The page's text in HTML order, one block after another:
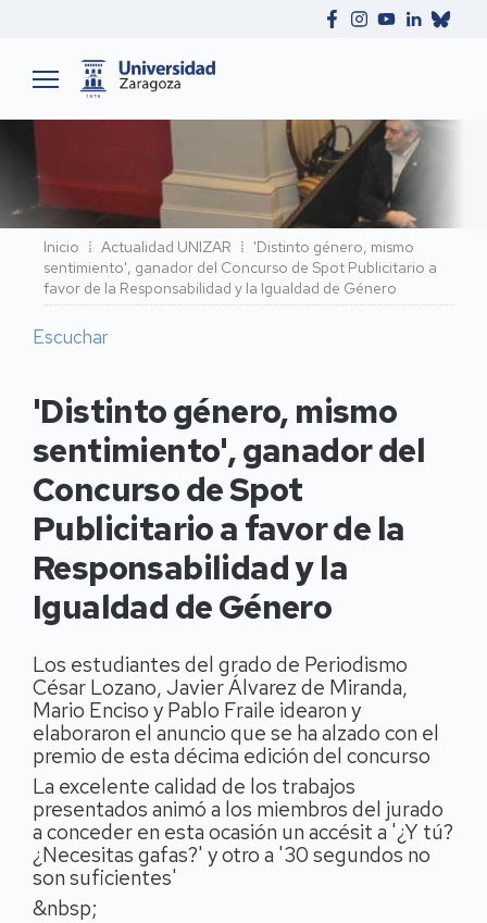
Ruta
de
navegación
Inicio Actualidad UNIZAR
'Distinto género, mismo
sentimiento', ganador del Concurso de Spot Publicitario a
favor de la Responsabilidad y la Igualdad de Género
Escuchar
'Distinto género, mismo
sentimiento', ganador del
Concurso de Spot
Publicitario a favor de la
Responsabilidad y la
Igualdad de Género
Los estudiantes del grado de Periodismo
César Lozano, Javier Álvarez de Miranda,
Mario Enciso y Pablo Fraile idearon y
elaboraron el anuncio que se ha alzado con el
premio de esta décima edición del concurso
La excelente calidad de los trabajos
presentados animó a los miembros del jurado
a conceder en esta ocasión un accésit a '¿Y tú?
¿Necesitas gafas?' y otro a '30 segundos no
son suficientes'
&nbsp;